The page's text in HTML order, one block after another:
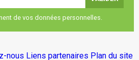
de vos données personnelles.
nous Liens partenaires Plan du site